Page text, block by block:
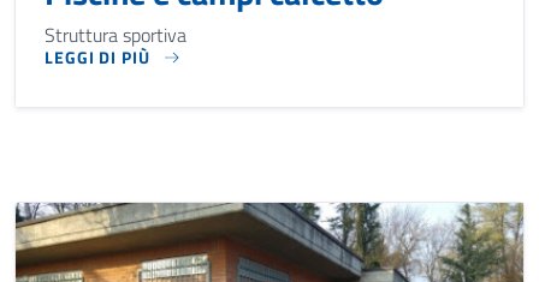
Struttura sportiva
LEGGI DI PIÙ
STRUTTURA SPORTIVA